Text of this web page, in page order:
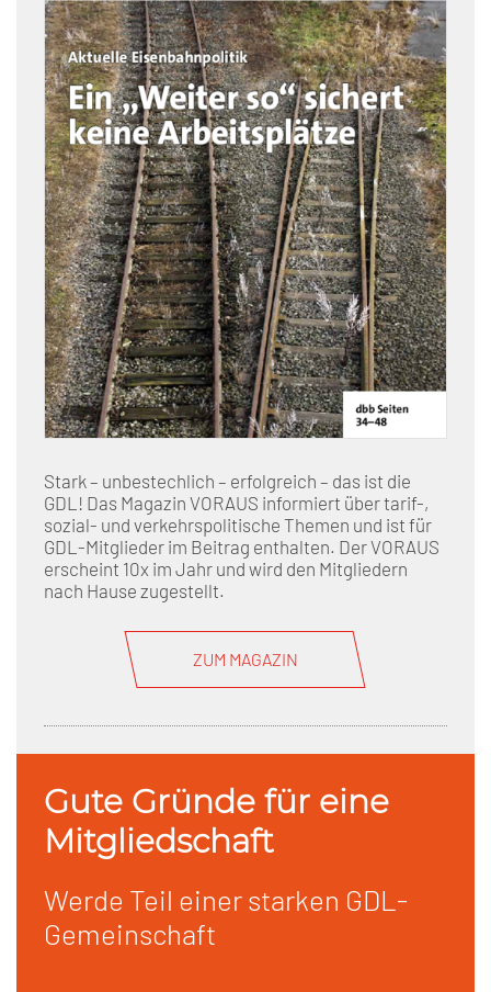
Stark – unbestechlich – erfolgreich – das ist die
GDL! Das Magazin VORAUS informiert über tarif-,
sozial- und verkehrspolitische Themen und ist für
GDL-Mitglieder im Beitrag enthalten. Der VORAUS
erscheint 10x im Jahr und wird den Mitgliedern
nach Hause zugestellt.
ZUM MAGAZIN
Gute Gründe für eine
Mitgliedschaft
Werde Teil einer starken GDL-
Gemeinschaft